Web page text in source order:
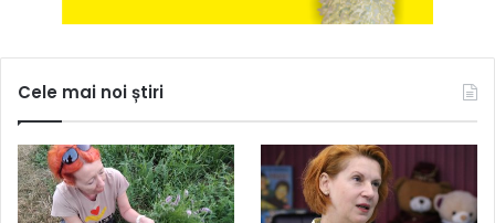
Cele mai noi știri